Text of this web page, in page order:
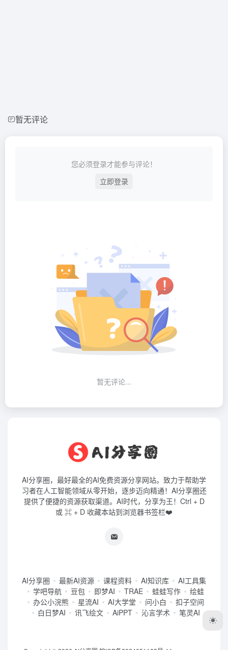
暂无评论
您必须登录才能参与评论！
立即登录
暂无评论...
AI分享圈，最好最全的AI免费资源分享网站。致力于帮助学
习者在人工智能领域从零开始，逐步迈向精通！AI分享圈还
提供了便捷的资源获取渠道。AI时代，分享为王！Ctrl + D
或 ⌘ + D 收藏本站到浏览器书签栏❤️
AI分享圈 最新AI资源 课程资料 AI知识库
AI工具集
学吧导航
豆包 即梦AI TRAE 蛙蛙写作
绘蛙
办公小浣熊
星流AI AI大学堂 问小白
扣子空间
白日梦AI
讯飞绘文 AiPPT 沁言学术 笔灵AI